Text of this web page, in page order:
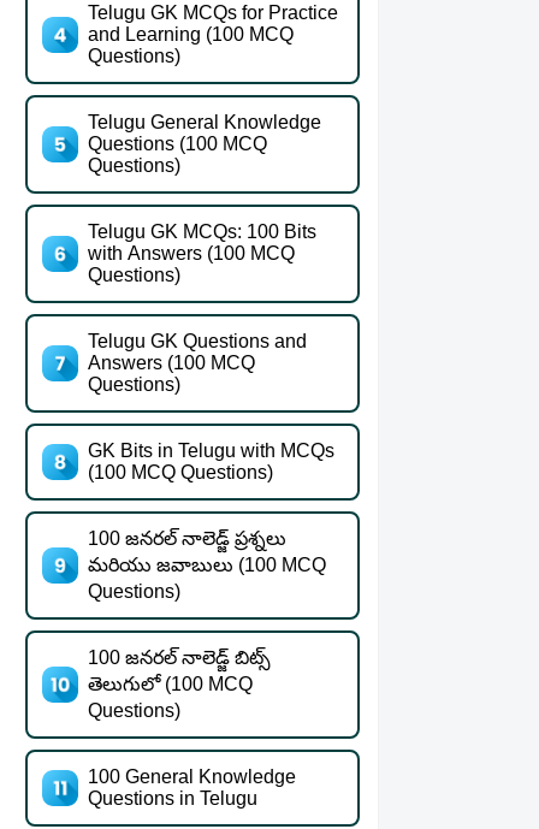
Telugu GK MCQs for Practice
and Learning (100 MCQ
Questions)
Telugu General Knowledge
Questions (100 MCQ
Questions)
Telugu GK MCQs: 100 Bits
with Answers (100 MCQ
Questions)
Telugu GK Questions and
Answers (100 MCQ
Questions)
GK Bits in Telugu with MCQs
(100 MCQ Questions)
100 జనరల్ నాలెడ్జ్ ప్రశ్నలు
మరియు జవాబులు (100 MCQ
Questions)
100 జనరల్ నాలెడ్జ్ బిట్స్
తెలుగులో (100 MCQ
Questions)
100 General Knowledge
Questions in Telugu